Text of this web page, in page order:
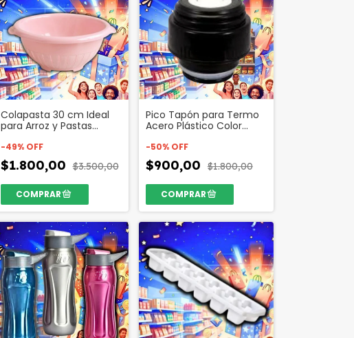
Colapasta 30 cm Ideal
para Arroz y Pastas
-49% OFF
$1.800,00 $3.500,00
Pico Tapón para Termo
Acero Plástico Color
-50% OFF
$900,00 $1.800,00